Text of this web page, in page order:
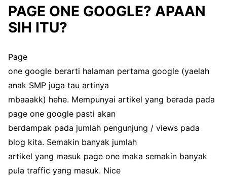
PAGE ONE GOOGLE? APAAN
SIH ITU?
Page
one google berarti halaman pertama google (yaelah
anak SMP juga tau artinya
mbaaakk) hehe. Mempunyai artikel yang berada pada
page one google pasti akan
berdampak pada jumlah pengunjung / views pada
blog kita. Semakin banyak jumlah
artikel yang masuk page one maka semakin banyak
pula traffic yang masuk. Nice